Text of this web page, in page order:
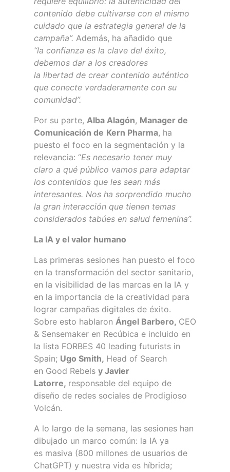
contenido debe cultivarse con el mismo
cuidado que la estrategia general de la
campaña”. Además, ha añadido que
“la confianza es la clave del éxito,
debemos dar a los creadores
la libertad de crear contenido auténtico
que conecte verdaderamente con su
comunidad”.
Por su parte, Alba Alagón, Manager de
Comunicación de Kern Pharma, ha
puesto el foco en la segmentación y la
relevancia: “Es necesario tener muy
claro a qué público vamos para adaptar
los contenidos que les sean más
interesantes. Nos ha sorprendido mucho
la gran interacción que tienen temas
considerados tabúes en salud femenina”.
La IA y el valor humano
Las primeras sesiones han puesto el foco
en la transformación del sector sanitario,
en la visibilidad de las marcas en la IA y
en la importancia de la creatividad para
lograr campañas digitales de éxito.
Sobre esto hablaron Ángel Barbero, CEO
& Sensemaker en Recúbica e incluido en
la lista FORBES 40 leading futurists in
Spain; Ugo Smith, Head of Search
en Good Rebels y Javier
Latorre, responsable del equipo de
diseño de redes sociales de Prodigioso
Volcán.
A lo largo de la semana, las sesiones han
dibujado un marco común: la IA ya
es masiva (800 millones de usuarios de
ChatGPT) y nuestra vida es híbrida;